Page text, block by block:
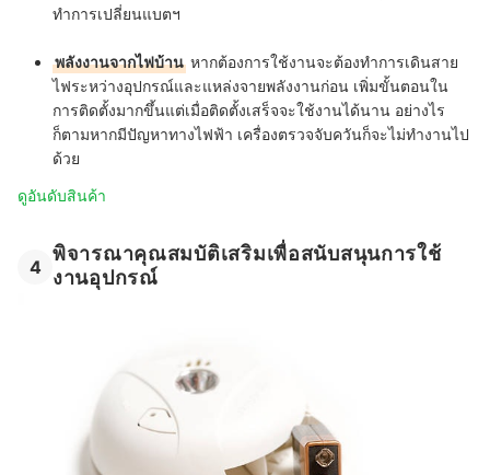
ทำการเปลี่ยนแบตฯ
พลังงานจากไฟบ้าน หากต้องการใช้งานจะต้องทำการเดินสาย
ไฟระหว่างอุปกรณ์และแหล่งจายพลังงานก่อน เพิ่มขั้นตอนใน
การติดตั้งมากขึ้นแต่เมื่อติดตั้งเสร็จจะใช้งานได้นาน อย่างไร
ก็ตามหากมีปัญหาทางไฟฟ้า เครื่องตรวจจับควันก็จะไม่ทำงานไป
ด้วย
ดูอันดับสินค้า
4
พิจารณาคุณสมบัติเสริมเพื่อสนับสนุนการใช้
งานอุปกรณ์